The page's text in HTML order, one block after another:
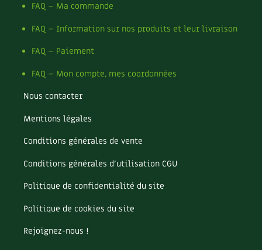
FAQ – Ma commande
FAQ – Information sur nos produits et leur livraison
FAQ – Paiement
FAQ – Mon compte, mes coordonnées
Nous contacter
Mentions légales
Conditions générales de vente
Conditions générales d’utilisation CGU
Politique de confidentialité du site
Politique de cookies du site
Rejoignez-nous !